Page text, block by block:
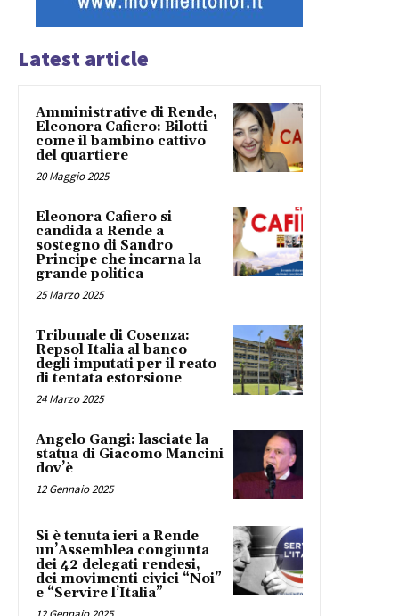
Latest article
Amministrative di Rende,
Eleonora Cafiero: Bilotti
come il bambino cattivo
del quartiere
20 Maggio 2025
Eleonora Cafiero si
candida a Rende a
sostegno di Sandro
Principe che incarna la
grande politica
25 Marzo 2025
Tribunale di Cosenza:
Repsol Italia al banco
degli imputati per il reato
di tentata estorsione
24 Marzo 2025
Angelo Gangi: lasciate la
statua di Giacomo Mancini
dov’è
12 Gennaio 2025
Si è tenuta ieri a Rende
un’Assemblea congiunta
dei 42 delegati rendesi,
dei movimenti civici “Noi”
e “Servire l’Italia”